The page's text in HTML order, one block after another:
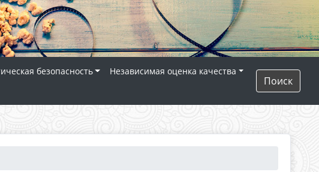
безопасность
Независимая оценка качества
Поиск